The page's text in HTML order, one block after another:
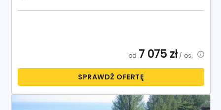
od 7 075 zł/ os.
SPRAWDŹ OFERTĘ